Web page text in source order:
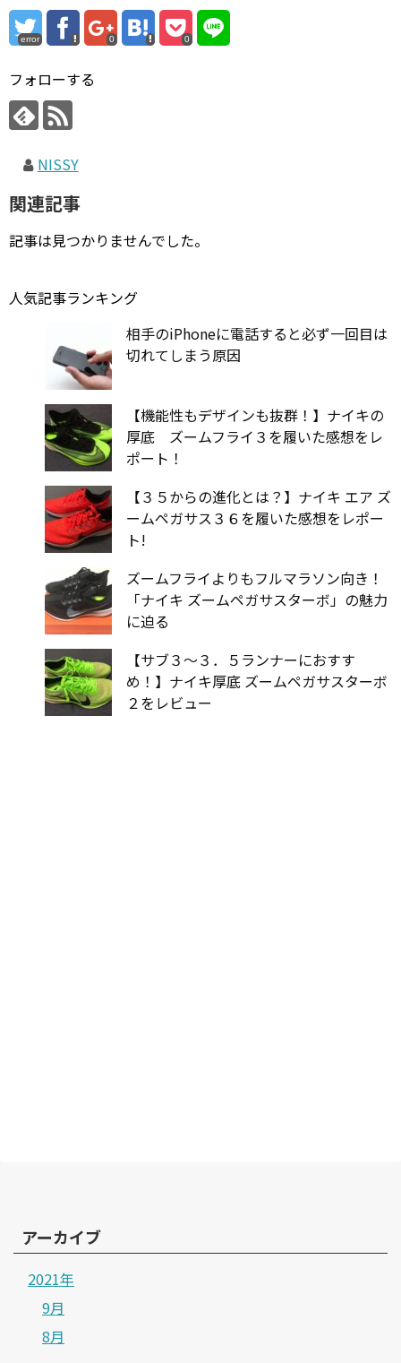
error 0 0
フォローする
NISSY
関連記事
記事は見つかりませんでした。
人気記事ランキング
相手のiPhoneに電話すると必ず一回目は
切れてしまう原因
【機能性もデザインも抜群！】ナイキの
厚底 ズームフライ３を履いた感想をレ
ポート！
【３５からの進化とは？】ナイキ エア ズ
ームペガサス３６を履いた感想をレポー
ト!
ズームフライよりもフルマラソン向き！
「ナイキ ズームペガサスターボ」の魅力
に迫る
【サブ３〜３．５ランナーにおすす
め！】ナイキ厚底 ズームペガサスターボ
２をレビュー
アーカイブ
2021年
9月
8月